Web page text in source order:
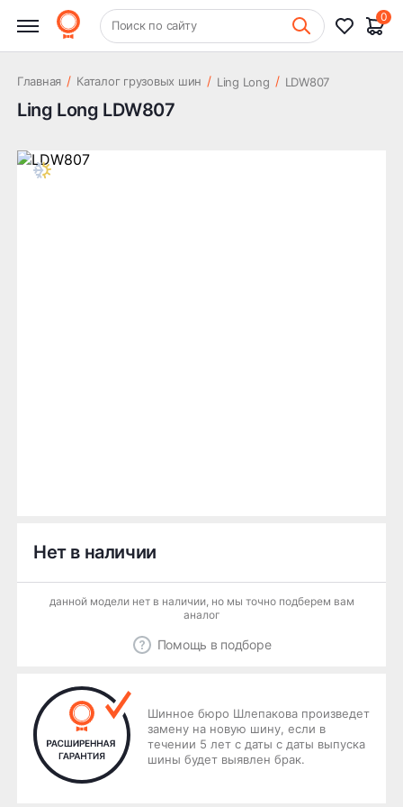
+7 (831) 261-35-35 Шиномонтаж
Поиск по сайту
0
Главная / Каталог грузовых шин / Ling Long / LDW807
Ling Long LDW807
Нет в наличии
данной модели нет в наличии, но мы точно подберем вам
аналог
Помощь в подборе
Шинное бюро Шлепакова произведет
замену на новую шину, если в
течении 5 лет с даты с даты выпуска
шины будет выявлен брак.